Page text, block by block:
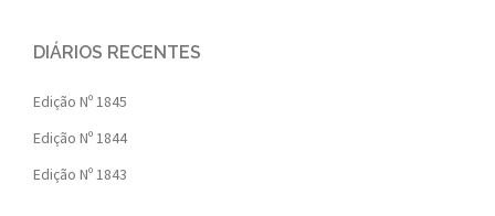
DIÁRIOS RECENTES
Edição Nº 1845
Edição Nº 1844
Edição Nº 1843